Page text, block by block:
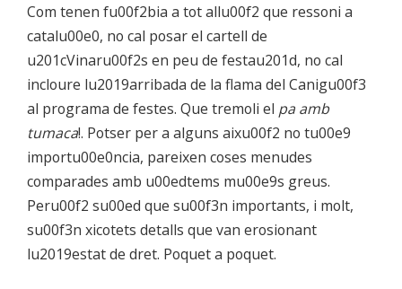
Com tenen fu00f2bia a tot allu00f2 que ressoni a
catalu00e0, no cal posar el cartell de
u201cVinaru00f2s en peu de festau201d, no cal
incloure lu2019arribada de la flama del Canigu00f3
al programa de festes. Que tremoli el pa amb
tumaca!. Potser per a alguns aixu00f2 no tu00e9
importu00e0ncia, pareixen coses menudes
comparades amb u00edtems mu00e9s greus.
Peru00f2 su00ed que su00f3n importants, i molt,
su00f3n xicotets detalls que van erosionant
lu2019estat de dret. Poquet a poquet.